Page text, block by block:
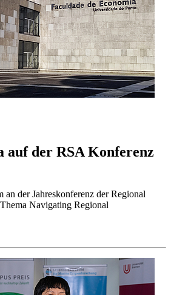
auf der RSA Konferenz
der Jahreskonferenz der Regional
Navigating Regional